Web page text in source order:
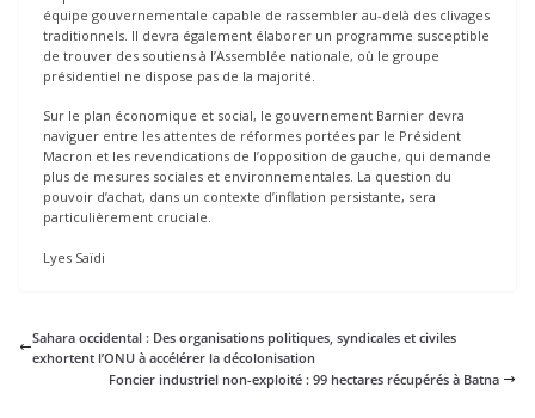
équipe gouvernementale capable de rassembler au-delà des clivages
traditionnels. Il devra également élaborer un programme susceptible
de trouver des soutiens à l’Assemblée nationale, où le groupe
présidentiel ne dispose pas de la majorité.
Sur le plan économique et social, le gouvernement Barnier devra
naviguer entre les attentes de réformes portées par le Président
Macron et les revendications de l’opposition de gauche, qui demande
plus de mesures sociales et environnementales. La question du
pouvoir d’achat, dans un contexte d’inflation persistante, sera
particulièrement cruciale.
Lyes Saïdi
Sahara occidental : Des organisations politiques, syndicales et civiles
exhortent l’ONU à accélérer la décolonisation
Foncier industriel non-exploité : 99 hectares récupérés à Batna